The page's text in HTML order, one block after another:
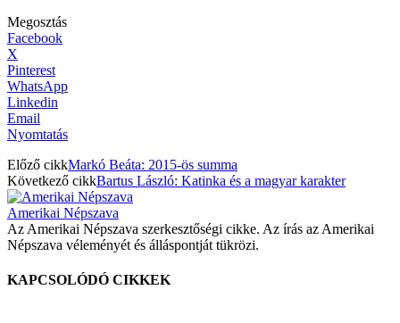
Megosztás
Facebook
X
Pinterest
WhatsApp
Linkedin
Email
Nyomtatás
Előző cikkMarkó Beáta: 2015-ös summa
Következő cikkBartus László: Katinka és a magyar karakter
Amerikai Népszava
Az Amerikai Népszava szerkesztőségi cikke. Az írás az Amerikai
Népszava véleményét és álláspontját tükrözi.
KAPCSOLÓDÓ CIKKEK